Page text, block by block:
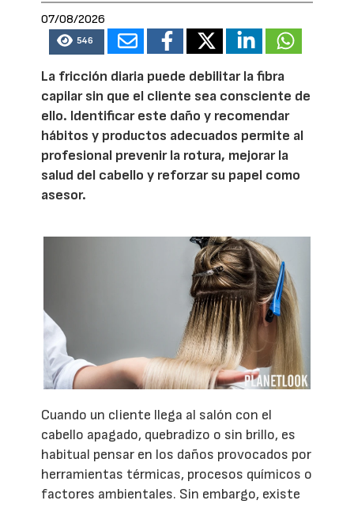
07/08/2026
546
La fricción diaria puede debilitar la fibra
capilar sin que el cliente sea consciente de
ello. Identificar este daño y recomendar
hábitos y productos adecuados permite al
profesional prevenir la rotura, mejorar la
salud del cabello y reforzar su papel como
asesor.
Cuando un cliente llega al salón con el
cabello apagado, quebradizo o sin brillo, es
habitual pensar en los daños provocados por
herramientas térmicas, procesos químicos o
factores ambientales. Sin embargo, existe